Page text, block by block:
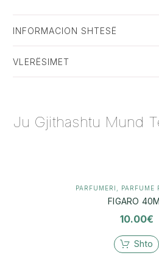
INFORMACION SHTESË
VLERËSIMET
Ju Gjithashtu Mund
PARFUMERI PARFUME
FIGARO
10.00€
Shto